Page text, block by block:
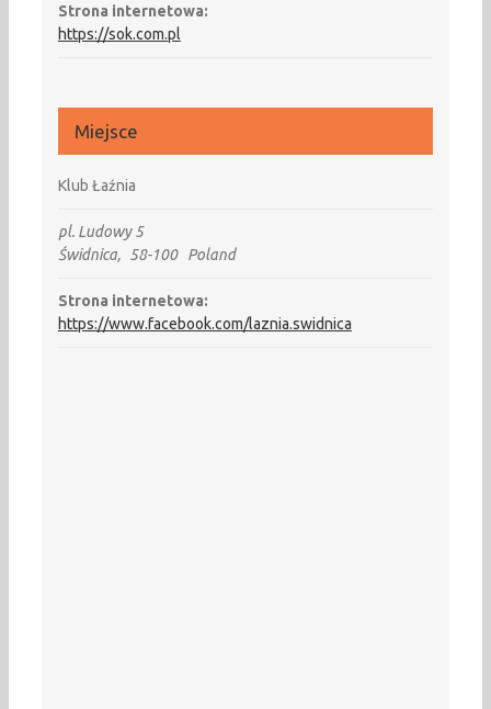
Strona internetowa:
https://sok.com.pl
Miejsce
Klub Łaźnia
pl. Ludowy 5
Świdnica, 58-100 Poland
Strona internetowa:
https://www.facebook.com/laznia.swidnica